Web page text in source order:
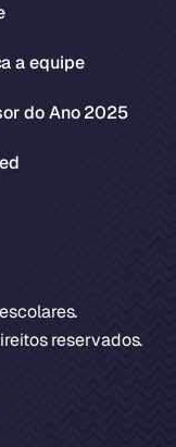
reservados.
a equipe
do Ano 2025